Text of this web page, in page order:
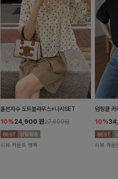
율븐자수 도트블라우스+나시SET
10%24,900 원27,600원
리뷰 카운트 영역
덤링클 카
10%
리뷰 카운